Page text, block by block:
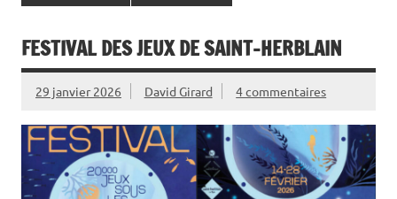
FESTIVAL DES JEUX DE SAINT-HERBLAIN
29 janvier 2026 David Girard 4 commentaires